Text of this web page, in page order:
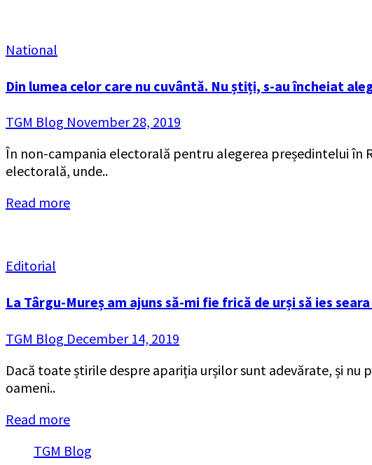
National
Din lumea celor care nu cuvântă. Nu știți, s-au încheiat
TGM Blog November 28, 2019
În non-campania electorală pentru alegerea președintelui în
electorală, unde..
Read more
Editorial
La Târgu-Mureș am ajuns să-mi fie frică de urși să ies
TGM Blog December 14, 2019
Dacă toate știrile despre apariția urșilor sunt adevărate, și
oameni..
Read more
TGM Blog